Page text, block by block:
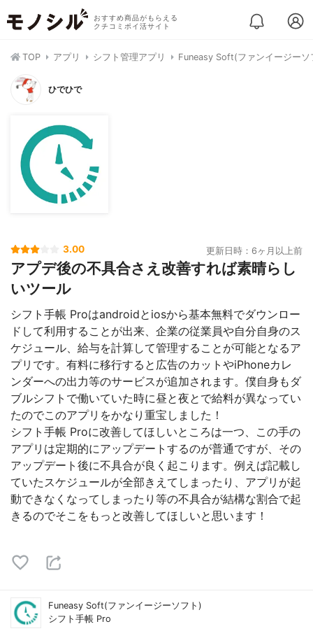
おすすめ商品がもらえる
クチコミポイ活サイト
TOP アプリ シフト管理アプリ Funeasy Soft(ファンイージー
ひでひで
3.00 更新日時：6ヶ月以上前
アプデ後の不具合さえ改善すれば素晴らし
いツール
シフト手帳 Proはandroidとiosから基本無料でダウンロー
ドして利用することが出来、企業の従業員や自分自身のス
ケジュール、給与を計算して管理することが可能となるア
プリです。有料に移行すると広告のカットやiPhoneカレ
ンダーへの出力等のサービスが追加されます。僕自身もダ
ブルシフトで働いていた時に昼と夜とで給料が異なってい
たのでこのアプリをかなり重宝しました！
シフト手帳 Proに改善してほしいところは一つ、この手の
アプリは定期的にアップデートするのが普通ですが、その
アップデート後に不具合が良く起こります。例えば記載し
ていたスケジュールが全部きえてしまったり、アプリが起
動できなくなってしまったり等の不具合が結構な割合で起
きるのでそこをもっと改善してほしいと思います！
Funeasy Soft(ファンイージーソフト)
シフト手帳 Pro